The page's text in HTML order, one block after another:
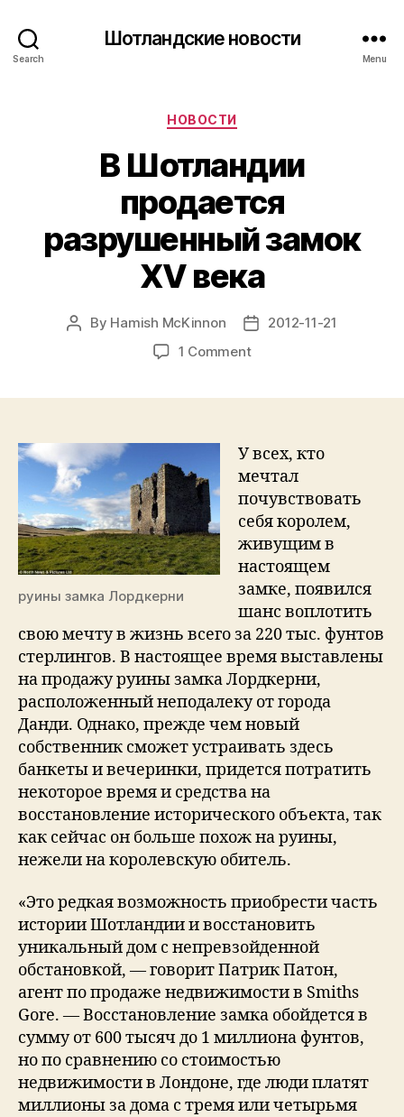
Search
Шотландские новости
Menu
Categories
НОВОСТИ
В Шотландии
продается
разрушенный замок
XV века
Post
By Hamish McKinnon
Post2012-11-21
1 Commenton
замок
XV
руины замка Лордкерни
У всех, кто
мечтал
почувствовать
себя королем,
живущим в
настоящем
замке, появился
шанс воплотить
свою мечту в жизнь всего за 220 тыс. фунтов
стерлингов. В настоящее время выставлены
на продажу руины замка Лордкерни,
расположенный неподалеку от города
Данди. Однако, прежде чем новый
собственник сможет устраивать здесь
банкеты и вечеринки, придется потратить
некоторое время и средства на
восстановление исторического объекта, так
как сейчас он больше похож на руины,
нежели на королевскую обитель.
«Это редкая возможность приобрести часть
истории Шотландии и восстановить
уникальный дом с непревзойденной
обстановкой, — говорит Патрик Патон,
агент по продаже недвижимости в Smiths
Gore. — Восстановление замка обойдется в
сумму от 600 тысяч до 1 миллиона фунтов,
но по сравнению со стоимостью
недвижимости в Лондоне, где люди платят
миллионы за дома с тремя или четырьмя